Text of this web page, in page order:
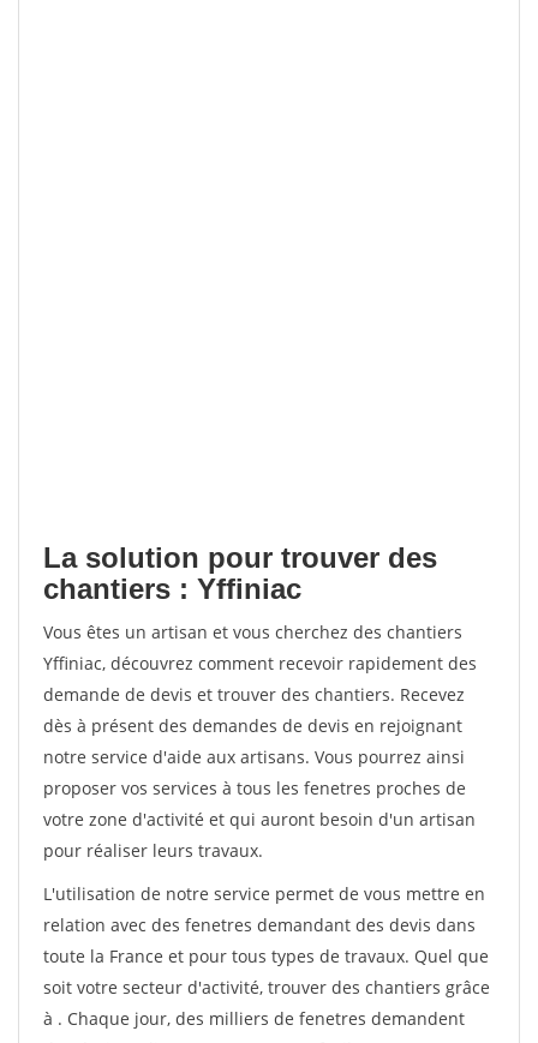
La solution pour trouver des
chantiers : Yffiniac
Vous êtes un artisan et vous cherchez des chantiers
Yffiniac, découvrez comment recevoir rapidement des
demande de devis et trouver des chantiers. Recevez
dès à présent des demandes de devis en rejoignant
notre service d'aide aux artisans. Vous pourrez ainsi
proposer vos services à tous les fenetres proches de
votre zone d'activité et qui auront besoin d'un artisan
pour réaliser leurs travaux.
L'utilisation de notre service permet de vous mettre en
relation avec des fenetres demandant des devis dans
toute la France et pour tous types de travaux. Quel que
soit votre secteur d'activité, trouver des chantiers grâce
à . Chaque jour, des milliers de fenetres demandent